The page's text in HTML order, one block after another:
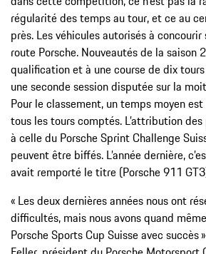
régularité des temps au tour, et ce au
près. Les véhicules autorisés à
route Porsche. Nouveautés de la saison
qualification et à une course de dix
une seconde session disputée sur la
Pour le classement, un temps moyen
tous les tours comptés. L’attribution
à celle du Porsche Sprint Challenge
peuvent être biffés. L’année dernière,
avait remporté le titre (Porsche 911
« Les deux dernières années nous ont
difficultés, mais nous avons quand
Porsche Sports Cup Suisse avec succès